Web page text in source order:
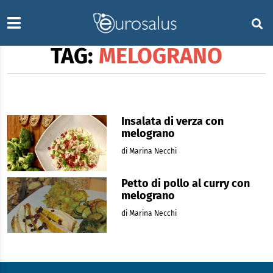
TAG: MELOGRANO
Insalata di verza con
melograno
di Marina Necchi
Petto di pollo al curry con
melograno
di Marina Necchi